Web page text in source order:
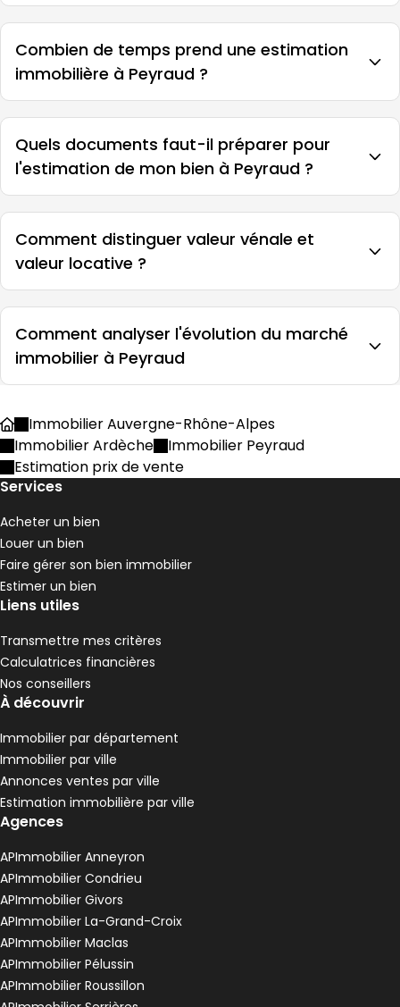
Combien de temps prend une estimation
immobilière à Peyraud ?
Quels documents faut-il préparer pour
l'estimation de mon bien à Peyraud ?
Comment distinguer valeur vénale et
valeur locative ?
Comment analyser l'évolution du marché
immobilier à Peyraud
AccueilImmobilier Auvergne-Rhône-Alpes
Immobilier Ardèche
Immobilier Peyraud
Estimation prix de vente
Services
Acheter un bien
Louer un bien
Faire gérer son bien immobilier
Estimer un bien
Liens utiles
Transmettre mes critères
Calculatrices financières
Nos conseillers
À découvrir
Immobilier par département
Immobilier par ville
Annonces ventes par ville
Estimation immobilière par ville
Agences
APImmobilier Anneyron
APImmobilier Condrieu
APImmobilier Givors
APImmobilier La-Grand-Croix
APImmobilier Maclas
APImmobilier Pélussin
APImmobilier Roussillon